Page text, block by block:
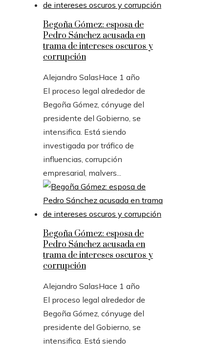
Begoña Gómez: esposa de
Pedro Sánchez acusada en
trama de intereses oscuros y
corrupción
Alejandro SalasHace 1 año
El proceso legal alrededor de
Begoña Gómez, cónyuge del
presidente del Gobierno, se
intensifica. Está siendo
investigada por tráfico de
influencias, corrupción
empresarial, malvers...
Begoña Gómez: esposa de
Pedro Sánchez acusada en
trama de intereses oscuros y
corrupción
Alejandro SalasHace 1 año
El proceso legal alrededor de
Begoña Gómez, cónyuge del
presidente del Gobierno, se
intensifica. Está siendo